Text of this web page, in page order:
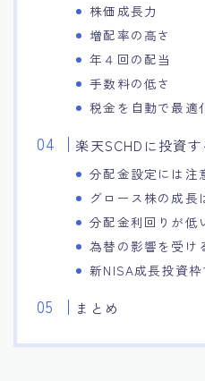
株価成長力
増配率の高さ
年４回の配当
手数料の低さ
税金を自動で最適
楽天SCHDに投資
分配金設定には注
グロース株の成長
分配金利回りが低
為替の影響を受け
新NISA成長投資
まとめ